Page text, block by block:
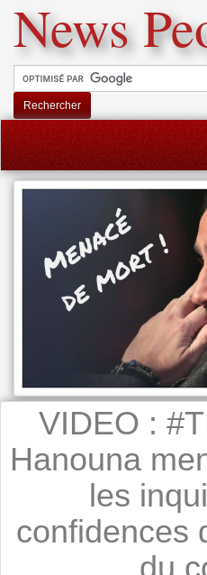
News
Rechercher
VIDEO :
Hanouna
les
confidences
du